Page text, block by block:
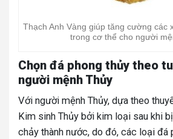
Thạch Anh Vàng giúp tăng cường các
trong cơ thể cho người
Chọn đá phong thủy theo
người mệnh Thủy
Với người mệnh Thủy, dựa theo
Kim sinh Thủy bởi kim loại sau khi
chảy thành nước, do đó, các loại đá